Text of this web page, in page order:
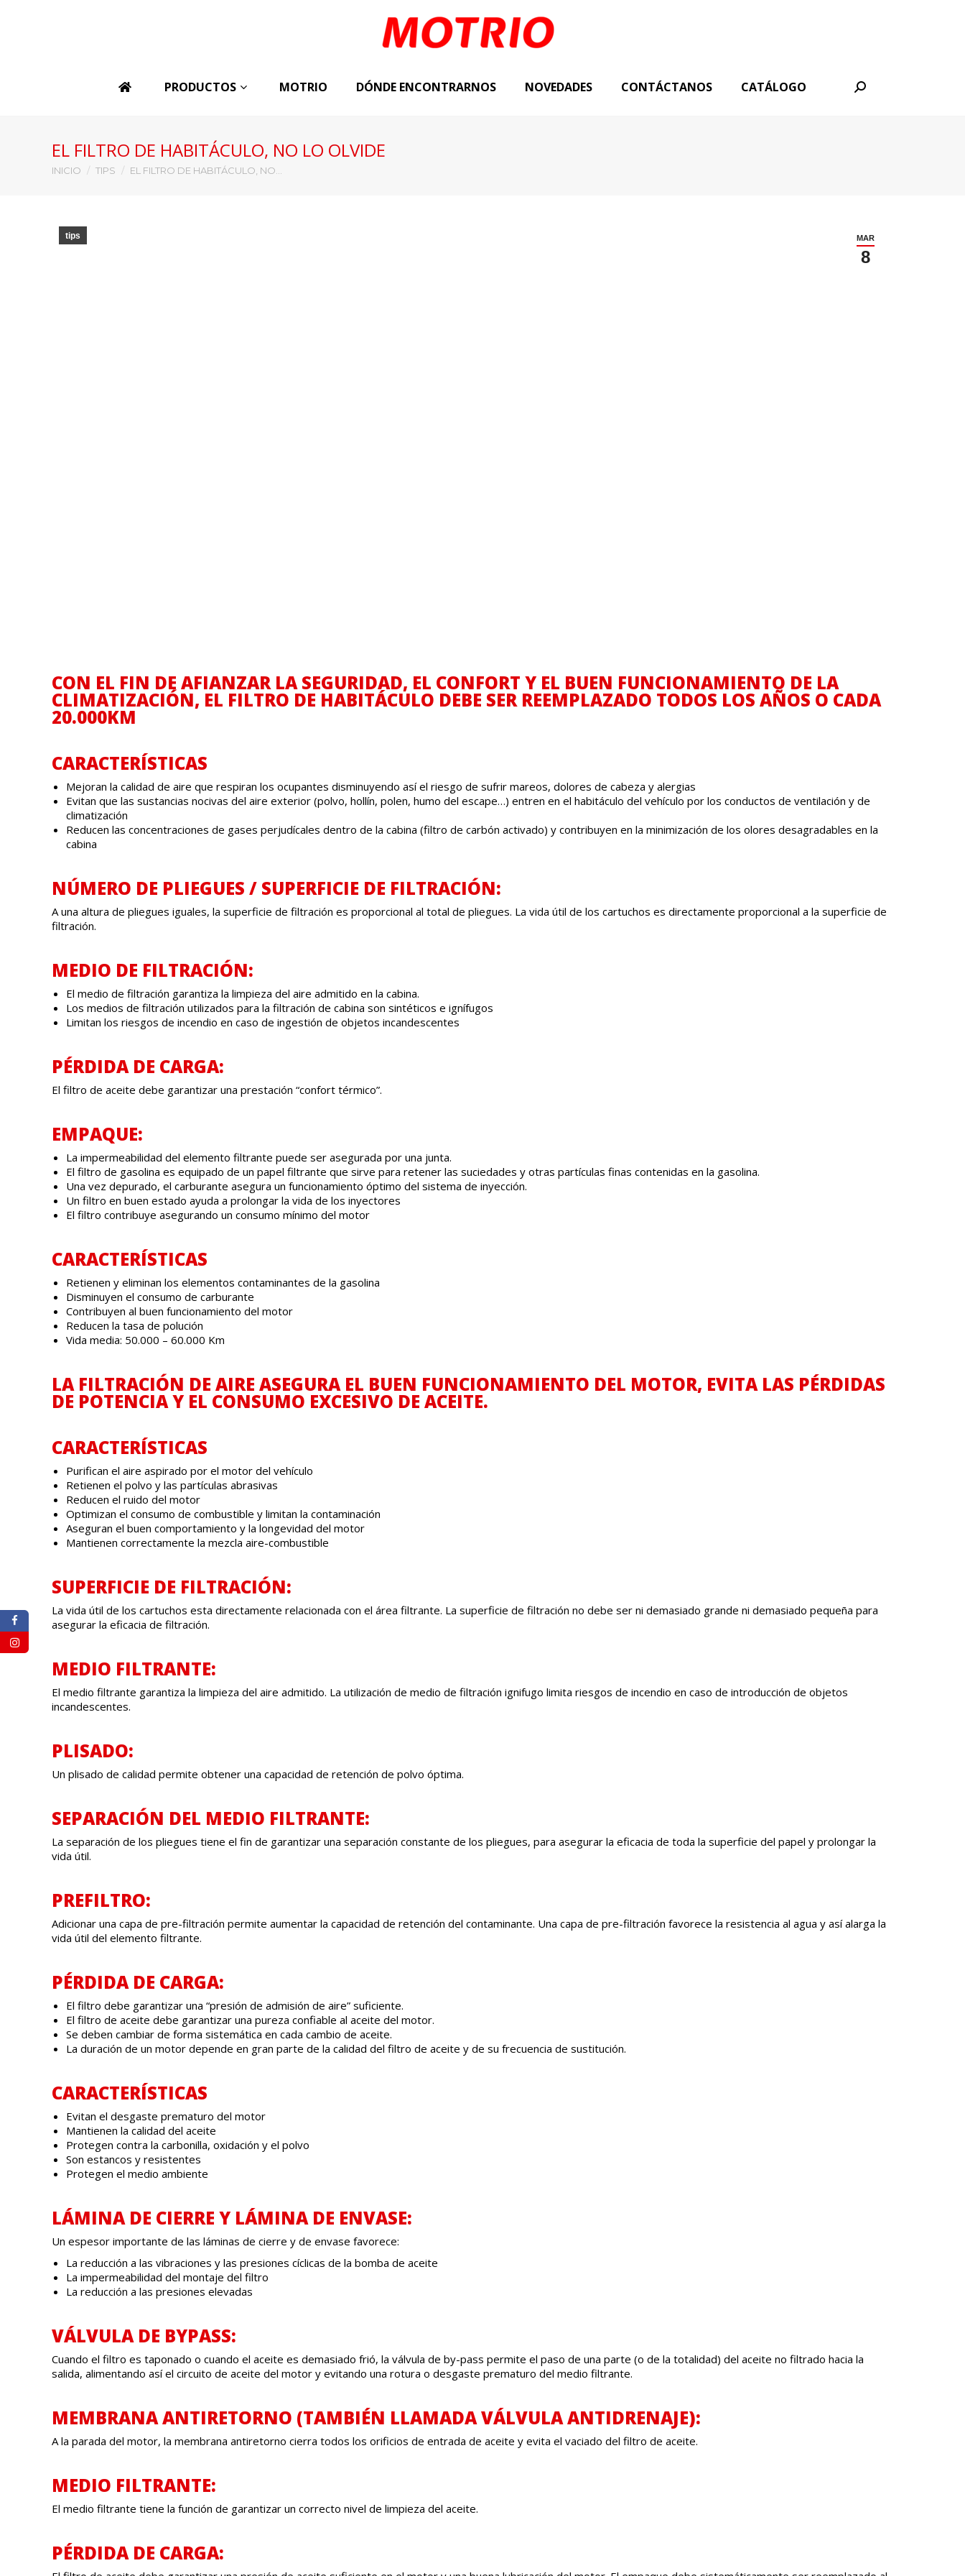
PRODUCTOS MOTRIO DÓNDE ENCONTRARNOS NOVEDADES CONTÁCTANOS CATÁLOGO Buscar:
EL FILTRO DE HABITÁCULO, NO LO OLVIDE
Estás aquí:
INICIO TIPS EL FILTRO DE HABITÁCULO, NO…
MAR
8
tips
CON EL FIN DE AFIANZAR LA SEGURIDAD, EL CONFORT Y EL BUEN FUNCIONAMIENTO DE LA
CLIMATIZACIÓN, EL FILTRO DE HABITÁCULO DEBE SER REEMPLAZADO TODOS LOS AÑOS O CADA
20.000KM
CARACTERÍSTICAS
Mejoran la calidad de aire que respiran los ocupantes disminuyendo así el riesgo de sufrir mareos, dolores de cabeza y alergias
Evitan que las sustancias nocivas del aire exterior (polvo, hollín, polen, humo del escape…) entren en el habitáculo del vehículo por los conductos de ventilación y de
climatización
Reducen las concentraciones de gases perjudícales dentro de la cabina (filtro de carbón activado) y contribuyen en la minimización de los olores desagradables en la
cabina
NÚMERO DE PLIEGUES / SUPERFICIE DE FILTRACIÓN:
A una altura de pliegues iguales, la superficie de filtración es proporcional al total de pliegues. La vida útil de los cartuchos es directamente proporcional a la superficie de
filtración.
MEDIO DE FILTRACIÓN:
El medio de filtración garantiza la limpieza del aire admitido en la cabina.
Los medios de filtración utilizados para la filtración de cabina son sintéticos e ignífugos
Limitan los riesgos de incendio en caso de ingestión de objetos incandescentes
PÉRDIDA DE CARGA:
El filtro de aceite debe garantizar una prestación “confort térmico”.
EMPAQUE:
La impermeabilidad del elemento filtrante puede ser asegurada por una junta.
El filtro de gasolina es equipado de un papel filtrante que sirve para retener las suciedades y otras partículas finas contenidas en la gasolina.
Una vez depurado, el carburante asegura un funcionamiento óptimo del sistema de inyección.
Un filtro en buen estado ayuda a prolongar la vida de los inyectores
El filtro contribuye asegurando un consumo mínimo del motor
CARACTERÍSTICAS
Retienen y eliminan los elementos contaminantes de la gasolina
Disminuyen el consumo de carburante
Contribuyen al buen funcionamiento del motor
Reducen la tasa de polución
Vida media: 50.000 – 60.000 Km
LA FILTRACIÓN DE AIRE ASEGURA EL BUEN FUNCIONAMIENTO DEL MOTOR, EVITA LAS PÉRDIDAS
DE POTENCIA Y EL CONSUMO EXCESIVO DE ACEITE.
CARACTERÍSTICAS
Purifican el aire aspirado por el motor del vehículo
Retienen el polvo y las partículas abrasivas
Reducen el ruido del motor
Optimizan el consumo de combustible y limitan la contaminación
Aseguran el buen comportamiento y la longevidad del motor
Mantienen correctamente la mezcla aire-combustible
SUPERFICIE DE FILTRACIÓN:
La vida útil de los cartuchos esta directamente relacionada con el área filtrante. La superficie de filtración no debe ser ni demasiado grande ni demasiado pequeña para
asegurar la eficacia de filtración.
MEDIO FILTRANTE:
El medio filtrante garantiza la limpieza del aire admitido. La utilización de medio de filtración ignifugo limita riesgos de incendio en caso de introducción de objetos
incandescentes.
PLISADO:
Un plisado de calidad permite obtener una capacidad de retención de polvo óptima.
SEPARACIÓN DEL MEDIO FILTRANTE:
La separación de los pliegues tiene el fin de garantizar una separación constante de los pliegues, para asegurar la eficacia de toda la superficie del papel y prolongar la
vida útil.
PREFILTRO:
Adicionar una capa de pre-filtración permite aumentar la capacidad de retención del contaminante. Una capa de pre-filtración favorece la resistencia al agua y así alarga la
vida útil del elemento filtrante.
PÉRDIDA DE CARGA:
El filtro debe garantizar una “presión de admisión de aire” suficiente.
El filtro de aceite debe garantizar una pureza confiable al aceite del motor.
Se deben cambiar de forma sistemática en cada cambio de aceite.
La duración de un motor depende en gran parte de la calidad del filtro de aceite y de su frecuencia de sustitución.
CARACTERÍSTICAS
Evitan el desgaste prematuro del motor
Mantienen la calidad del aceite
Protegen contra la carbonilla, oxidación y el polvo
Son estancos y resistentes
Protegen el medio ambiente
LÁMINA DE CIERRE Y LÁMINA DE ENVASE:
Un espesor importante de las láminas de cierre y de envase favorece:
La reducción a las vibraciones y las presiones cíclicas de la bomba de aceite
La impermeabilidad del montaje del filtro
La reducción a las presiones elevadas
VÁLVULA DE BYPASS:
Cuando el filtro es taponado o cuando el aceite es demasiado frió, la válvula de by-pass permite el paso de una parte (o de la totalidad) del aceite no filtrado hacia la
salida, alimentando así el circuito de aceite del motor y evitando una rotura o desgaste prematuro del medio filtrante.
MEMBRANA ANTIRETORNO (TAMBIÉN LLAMADA VÁLVULA ANTIDRENAJE):
A la parada del motor, la membrana antiretorno cierra todos los orificios de entrada de aceite y evita el vaciado del filtro de aceite.
MEDIO FILTRANTE:
El medio filtrante tiene la función de garantizar un correcto nivel de limpieza del aceite.
PÉRDIDA DE CARGA: